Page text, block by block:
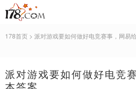
178首页 > 派对游戏要如何做好电竞赛事，网易
派对游戏要如何做好电竞